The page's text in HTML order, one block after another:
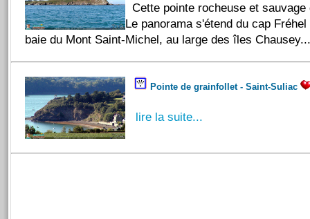
Cette pointe rocheuse et
Le panorama s'étend du cap
baie du Mont Saint-Michel, au large des îles Chausey...
Pointe de grainfollet - Saint-Suliac
lire la suite...